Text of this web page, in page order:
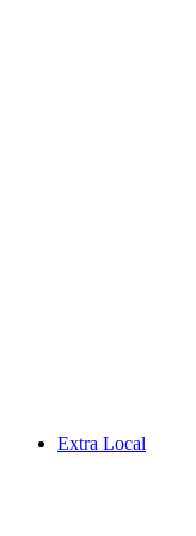
Extra Local